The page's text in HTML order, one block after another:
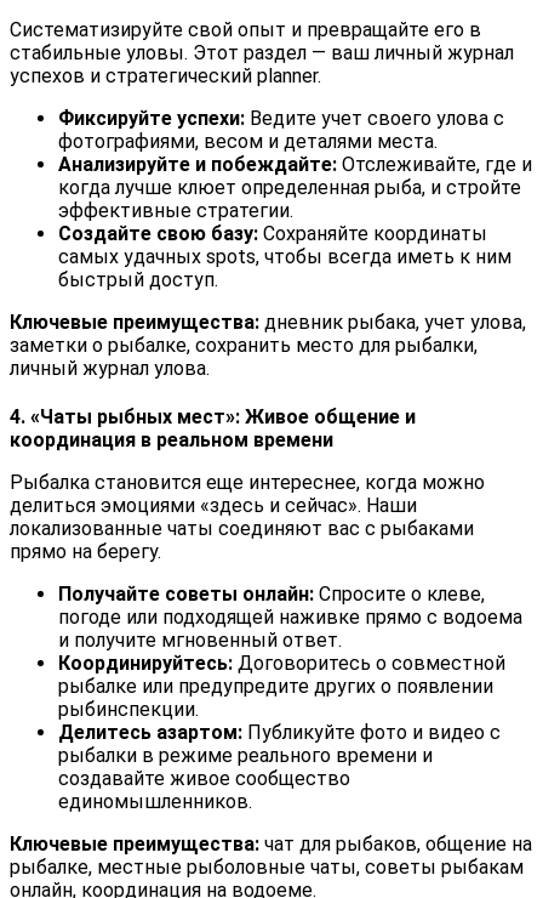
Систематизируйте свой опыт и превращайте его в
стабильные уловы. Этот раздел — ваш личный журнал
успехов и стратегический planner.
Фиксируйте успехи: Ведите учет своего улова с
фотографиями, весом и деталями места.
Анализируйте и побеждайте: Отслеживайте, где и
когда лучше клюет определенная рыба, и стройте
эффективные стратегии.
Создайте свою базу: Сохраняйте координаты
самых удачных spots, чтобы всегда иметь к ним
быстрый доступ.
Ключевые преимущества: дневник рыбака, учет улова,
заметки о рыбалке, сохранить место для рыбалки,
личный журнал улова.
4. «Чаты рыбных мест»: Живое общение и
координация в реальном времени
Рыбалка становится еще интереснее, когда можно
делиться эмоциями «здесь и сейчас». Наши
локализованные чаты соединяют вас с рыбаками
прямо на берегу.
Получайте советы онлайн: Спросите о клеве,
погоде или подходящей наживке прямо с водоема
и получите мгновенный ответ.
Координируйтесь: Договоритесь о совместной
рыбалке или предупредите других о появлении
рыбинспекции.
Делитесь азартом: Публикуйте фото и видео с
рыбалки в режиме реального времени и
создавайте живое сообщество
единомышленников.
Ключевые преимущества: чат для рыбаков, общение на
рыбалке, местные рыболовные чаты, советы рыбакам
онлайн, координация на водоеме.